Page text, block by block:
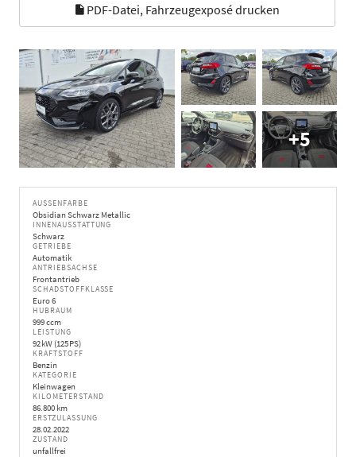
PDF-Datei, Fahrzeugexposé drucken
+5
AUSSENFARBE
Obsidian Schwarz Metallic
INNENAUSSTATTUNG
Schwarz
GETRIEBE
Automatik
ANTRIEBSACHSE
Frontantrieb
SCHADSTOFFKLASSE
Euro 6
HUBRAUM
999 ccm
LEISTUNG
92 kW (125 PS)
KRAFTSTOFF
Benzin
KATEGORIE
Kleinwagen
KILOMETERSTAND
86.800 km
ERSTZULASSUNG
28.02.2022
ZUSTAND
unfallfrei